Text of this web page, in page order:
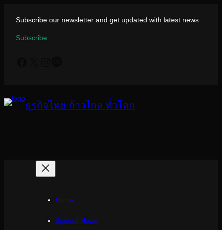
เนื้อหา
Subscribe our newsletter and get updated with latest news
Subscribe
ธุรกิจไทย ก้าวไกล ทั่วโลก
Home
Special News